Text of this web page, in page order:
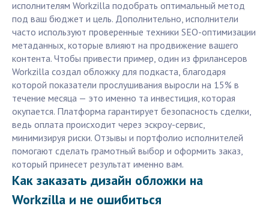
исполнителям Workzilla подобрать оптимальный метод
под ваш бюджет и цель. Дополнительно, исполнители
часто используют проверенные техники SEO-оптимизации
метаданных, которые влияют на продвижение вашего
контента. Чтобы привести пример, один из фрилансеров
Workzilla создал обложку для подкаста, благодаря
которой показатели прослушивания выросли на 15% в
течение месяца — это именно та инвестиция, которая
окупается. Платформа гарантирует безопасность сделки,
ведь оплата происходит через эскроу-сервис,
минимизируя риски. Отзывы и портфолио исполнителей
помогают сделать грамотный выбор и оформить заказ,
который принесет результат именно вам.
Как заказать дизайн обложки на
Workzilla и не ошибиться